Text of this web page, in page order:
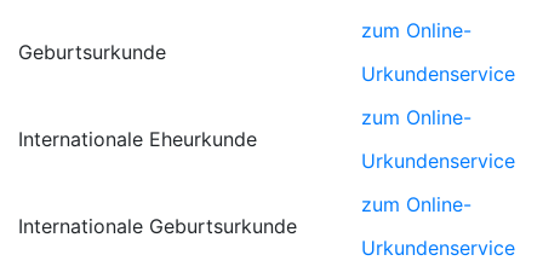
Geburtsurkunde
zum Online-
Urkundenservice
Internationale Eheurkunde
zum Online-
Urkundenservice
Internationale Geburtsurkunde
zum Online-
Urkundenservice